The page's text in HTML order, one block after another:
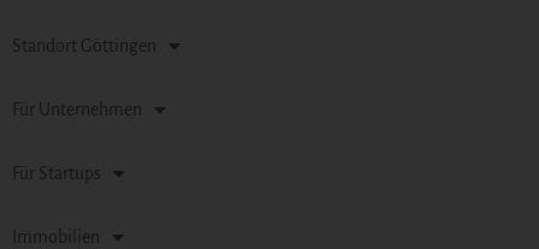
Standort Göttingen
Für Unternehmen
Für Startups
Immobilien